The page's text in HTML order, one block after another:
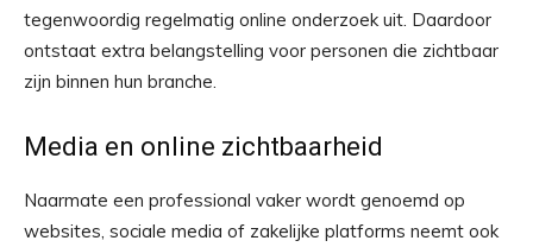
tegenwoordig regelmatig online onderzoek uit. Daardoor
ontstaat extra belangstelling voor personen die zichtbaar
zijn binnen hun branche.
Media en online zichtbaarheid
Naarmate een professional vaker wordt genoemd op
websites, sociale media of zakelijke platforms neemt ook